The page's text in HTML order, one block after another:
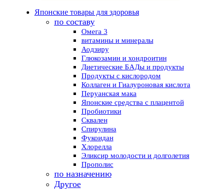
Японские товары для здоровья
по составу
Омега 3
витамины и минералы
Аодзиру
Глюкозамин и хондроитин
Диетические БАДы и продукты
Продукты с кислородом
Коллаген и Гиалуроновая кислота
Перуанская мака
Японские средства с плацентой
Пробиотики
Сквален
Спирулина
Фукоидан
Хлорелла
Эликсир молодости и долголетия
Прополис
по назначению
Другое